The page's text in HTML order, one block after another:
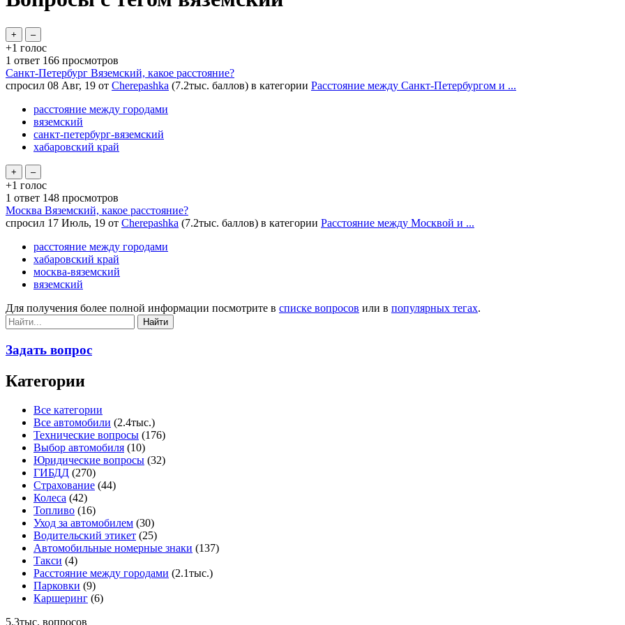
+1 голос
1 ответ 166 просмотров
Санкт-Петербург Вяземский, какое расстояние?
спросил 08 Авг, 19 от Cherepashka (7.2тыс. баллов) в категории Расстояние между Санкт-Петербургом и ...
расстояние между городами
вяземский
санкт-петербург-вяземский
хабаровский край
+1 голос
1 ответ 148 просмотров
Москва Вяземский, какое расстояние?
спросил 17 Июль, 19 от Cherepashka (7.2тыс. баллов) в категории Расстояние между Москвой и ...
расстояние между городами
хабаровский край
москва-вяземский
вяземский
Для получения более полной информации посмотрите в списке вопросов или в популярных тегах.
Задать вопрос
Категории
Все категории
Все автомобили (2.4тыс.)
Технические вопросы (176)
Выбор автомобиля (10)
Юридические вопросы (32)
ГИБДД (270)
Страхование (44)
Колеса (42)
Топливо (16)
Уход за автомобилем (30)
Водительский этикет (25)
Автомобильные номерные знаки (137)
Такси (4)
Расстояние между городами (2.1тыс.)
Парковки (9)
Каршеринг (6)
5.3тыс. вопросов